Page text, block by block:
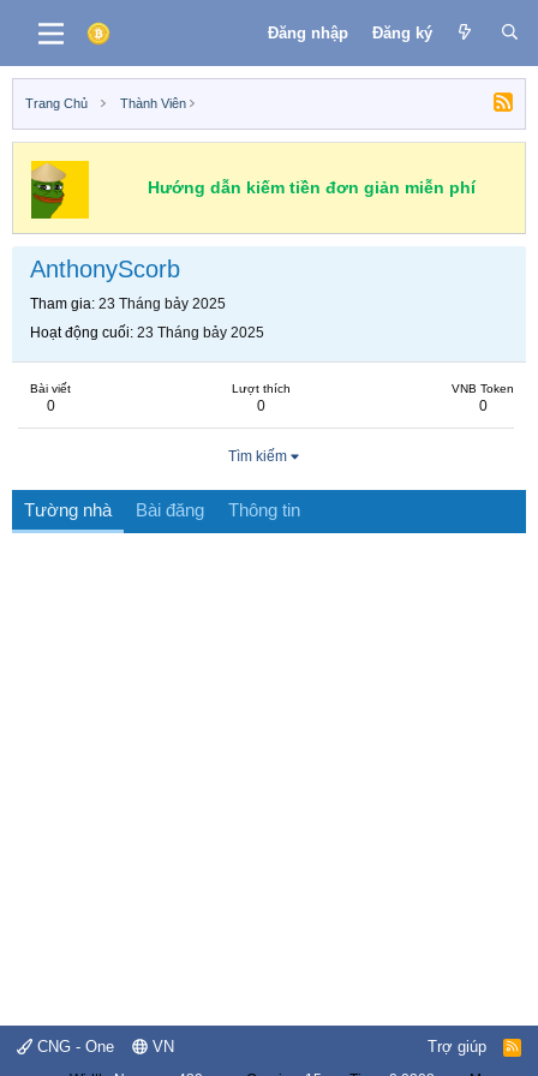
Đăng nhập Đăng ký
Trang Chủ Thành Viên
Hướng dẫn kiếm tiền đơn giản miễn phí
AnthonyScorb
Tham gia 23 Tháng bảy 2025
Hoạt động cuối 23 Tháng bảy 2025
Bài viết
0
Lượt thích
0
VNB Token
0
Tìm kiếm
Tường nhà Bài đăng Thông tin
CNG - One VN Trợ giúp
R